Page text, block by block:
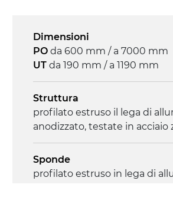
Controllo
on/off, E-Stop, protezione
Dimensioni
PO da 600 mm / a 7000 mm
UT da 190 mm / a 1190 mm
Struttura
profilato estruso il lega di
anodizzato, testate in acciaio
Sponde
profilato estruso in lega di